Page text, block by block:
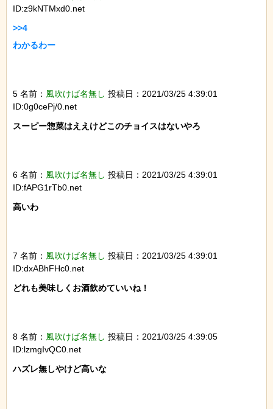
ID:z9kNTMxd0.net
>>4
わかるわー
5 名前： 風吹けば名無し 投稿日：2021/03/25 4:39:01
ID:0g0cePj/0.net
スーピー惣菜はええけどこのチョイスはないやろ
6 名前： 風吹けば名無し 投稿日：2021/03/25 4:39:01
ID:fAPG1rTb0.net
高いわ
7 名前： 風吹けば名無し 投稿日：2021/03/25 4:39:01
ID:dxABhFHc0.net
どれも美味しくお酒飲めていいね！
8 名前： 風吹けば名無し 投稿日：2021/03/25 4:39:05
ID:lzmgIvQC0.net
ハズレ無しやけど高いな